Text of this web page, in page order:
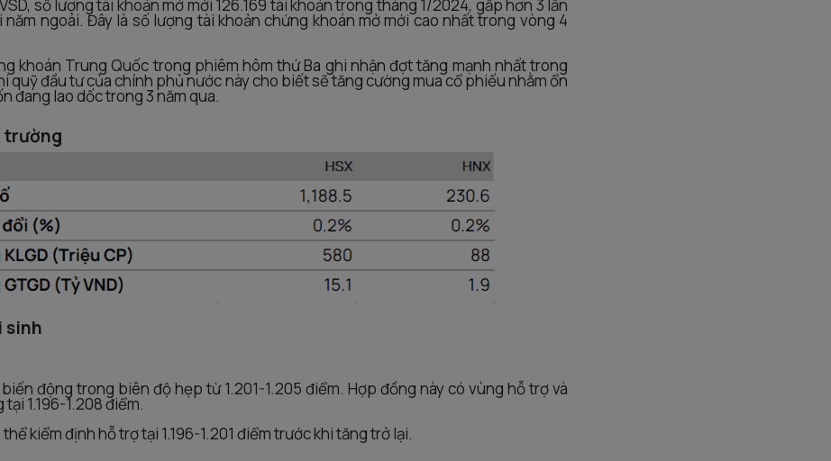
số lượng tài khoản mở mới 126.169 tài khoản trong tháng 1/2024, gấp hơn 3 lần
ngoái. Đây là số lượng tài khoản chứng khoán mở mới cao nhất trong vòng 4
khoán Trung Quốc trong phiêm hôm thứ Ba ghi nhận đợt tăng mạnh nhất trong
quỹ đầu tư của chính phủ nước này cho biết sẽ tăng cường mua cổ phiếu nhằm ổn
đang lao dốc trong 3 năm qua.
trường
sinh
động trong biên độ hẹp từ 1.201-1.205 điểm. Hợp đồng này có vùng hỗ trợ và
1.196-1.208 điểm.
kiểm định hỗ trợ tại 1.196-1.201 điểm trước khi tăng trở lại.